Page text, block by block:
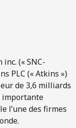
(« SNC-
PLC (« Atkins »)
de 3,6 milliards
importante
l’une des firmes